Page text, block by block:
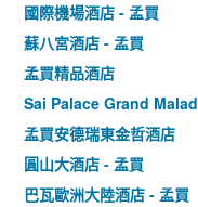
國際機場酒店 - 孟買
蘇八宮酒店 - 孟買
孟買精品酒店
Sai Palace Grand Malad
孟買安德瑞東金哲酒店
圓山大酒店 - 孟買
巴瓦歐洲大陸酒店 - 孟買